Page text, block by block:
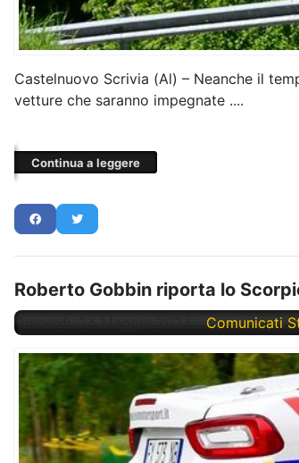
Castelnuovo Scrivia (Al) – Neanche il
vetture che saranno impegnate ....
Continua a leggere
Roberto Gobbin riporta lo
Venerdì, 24 Maggio 2024 Comunicati